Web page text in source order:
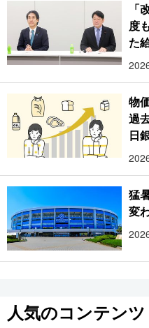
「
度
た
物
過
日
猛
変
人気のコンテンツ